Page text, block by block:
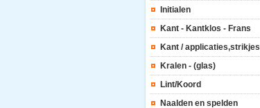
Initialen
Kant - Kantklos - Frans
Kant / applicaties,strikjes
Kralen - (glas)
Lint/Koord
Naalden en spelden